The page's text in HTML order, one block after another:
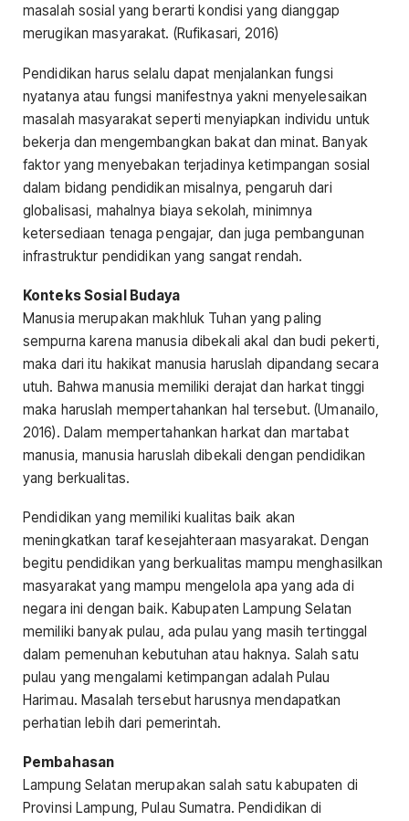
masalah sosial yang berarti kondisi yang dianggap
merugikan masyarakat. (Rufikasari, 2016)
Pendidikan harus selalu dapat menjalankan fungsi
nyatanya atau fungsi manifestnya yakni menyelesaikan
masalah masyarakat seperti menyiapkan individu untuk
bekerja dan mengembangkan bakat dan minat. Banyak
faktor yang menyebakan terjadinya ketimpangan sosial
dalam bidang pendidikan misalnya, pengaruh dari
globalisasi, mahalnya biaya sekolah, minimnya
ketersediaan tenaga pengajar, dan juga pembangunan
infrastruktur pendidikan yang sangat rendah.
Konteks Sosial Budaya
Manusia merupakan makhluk Tuhan yang paling
sempurna karena manusia dibekali akal dan budi pekerti,
maka dari itu hakikat manusia haruslah dipandang secara
utuh. Bahwa manusia memiliki derajat dan harkat tinggi
maka haruslah mempertahankan hal tersebut. (Umanailo,
2016). Dalam mempertahankan harkat dan martabat
manusia, manusia haruslah dibekali dengan pendidikan
yang berkualitas.
Pendidikan yang memiliki kualitas baik akan
meningkatkan taraf kesejahteraan masyarakat. Dengan
begitu pendidikan yang berkualitas mampu menghasilkan
masyarakat yang mampu mengelola apa yang ada di
negara ini dengan baik. Kabupaten Lampung Selatan
memiliki banyak pulau, ada pulau yang masih tertinggal
dalam pemenuhan kebutuhan atau haknya. Salah satu
pulau yang mengalami ketimpangan adalah Pulau
Harimau. Masalah tersebut harusnya mendapatkan
perhatian lebih dari pemerintah.
Pembahasan
Lampung Selatan merupakan salah satu kabupaten di
Provinsi Lampung, Pulau Sumatra. Pendidikan di